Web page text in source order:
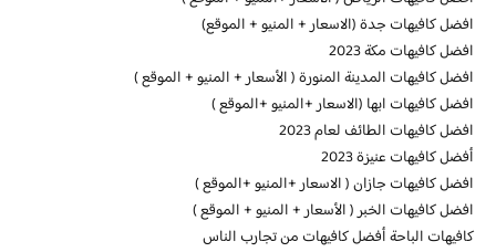
افضل كافيهات جدة (الاسعار + المنيو + الموقع)
افضل كافيهات مكة 2023
افضل كافيهات المدينة المنورة ( الأسعار + المنيو + الموقع )
افضل كافيهات ابها (الاسعار +المنيو +الموقع )
افضل كافيهات الطائف لعام 2023
أفضل كافيهات عنيزة 2023
افضل كافيهات جازان ( الاسعار +المنيو +الموقع )
افضل كافيهات الخبر ( الأسعار + المنيو + الموقع )
كافيهات الباحة أفضل كافيهات من تجارب الناس